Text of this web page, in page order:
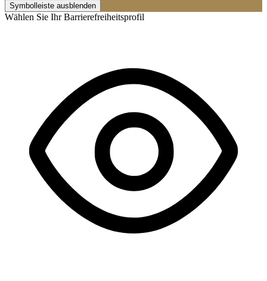
Symbolleiste ausblenden
Wählen Sie Ihr Barrierefreiheitsprofil